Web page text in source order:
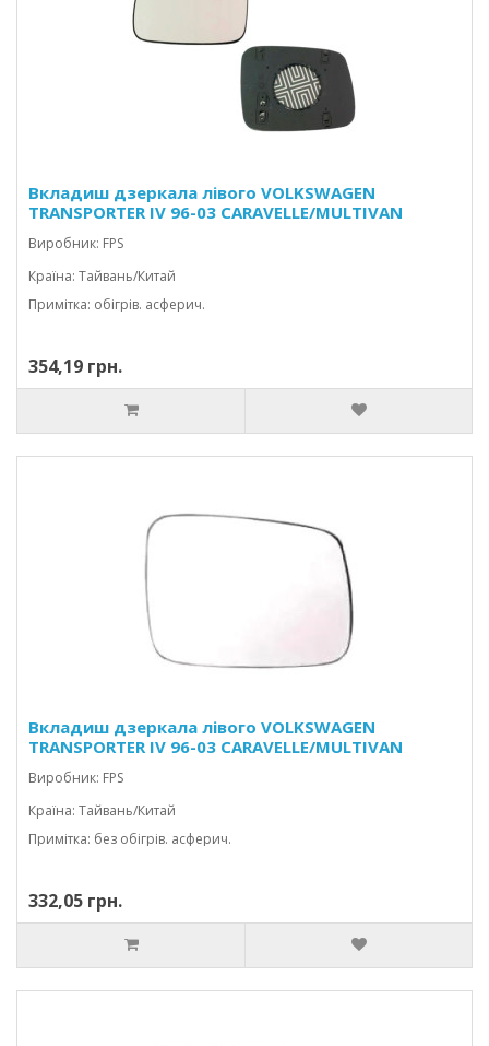
Вкладиш дзеркала лівого VOLKSWAGEN
TRANSPORTER IV 96-03 CARAVELLE/MULTIVAN
Виробник: FPS
Країна: Тайвань/Китай
Примітка: обігрів. асферич.
354,19 грн.
Вкладиш дзеркала лівого VOLKSWAGEN
TRANSPORTER IV 96-03 CARAVELLE/MULTIVAN
Виробник: FPS
Країна: Тайвань/Китай
Примітка: без обігрів. асферич.
332,05 грн.